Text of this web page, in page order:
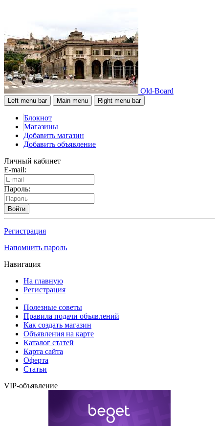
Old-Board
Left menu bar Main menu Right menu bar
Блокнот
Магазины
Добавить магазин
Добавить объявление
Личный кабинет
E-mail:
Пароль:
Войти
Регистрация
Напомнить пароль
Навигация
На главную
Регистрация
Полезные советы
Правила подачи объявлений
Как создать магазин
Объявления на карте
Каталог статей
Карта сайта
Оферта
Статьи
VIP-объявление